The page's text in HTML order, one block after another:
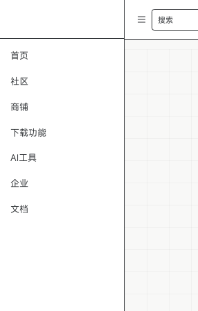
首页
社区
商铺
下载功能
AI工具
企业
文档
搜索